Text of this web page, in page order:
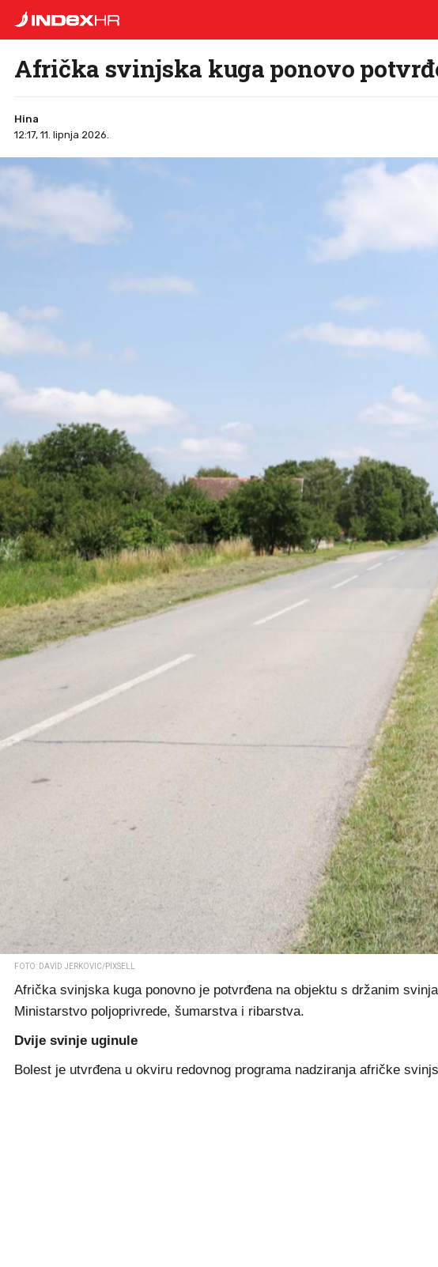
Afrička svinjska kuga ponovo
Hina
12:17, 11. lipnja 2026.
FOTO: DAVID JERKOVIC/PIXSELL
Afrička svinjska kuga ponovno je potvrđena na objektu s držanim
Ministarstvo poljoprivrede, šumarstva i ribarstva.
Dvije svinje uginule
Bolest je utvrđena u okviru redovnog programa nadziranja afričke